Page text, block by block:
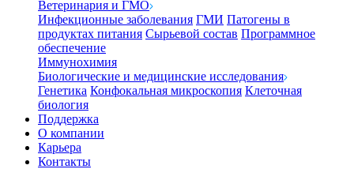
Ветеринария и ГМО
Инфекционные заболевания ГМИ Патогены в
продуктах питания Сырьевой состав Программное
обеспечение
Иммунохимия
Биологические и медицинские исследования
Генетика Конфокальная микроскопия Клеточная
биология
Поддержка
О компании
Карьера
Контакты